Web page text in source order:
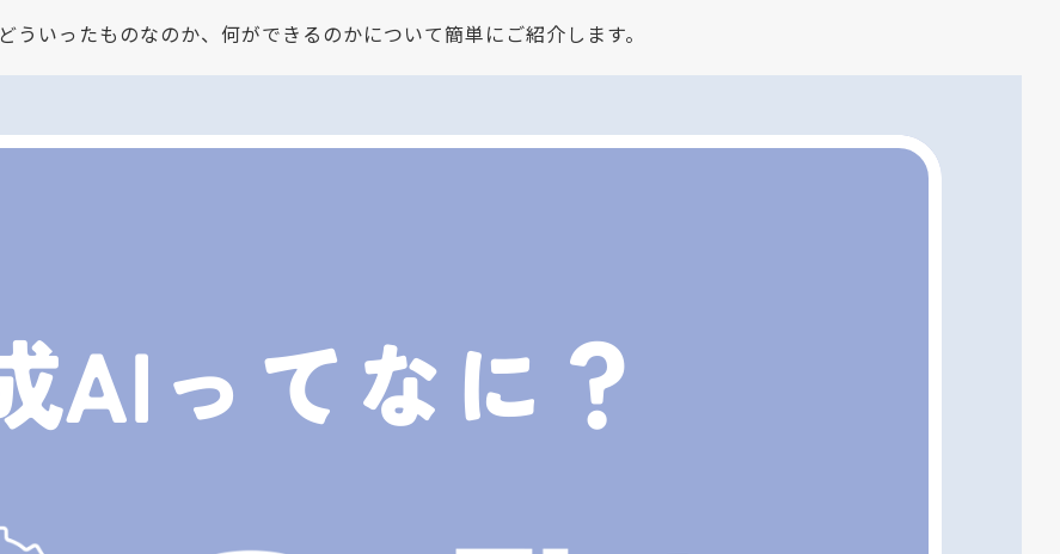
いったものなのか、何ができるのかについて簡単にご紹介します。